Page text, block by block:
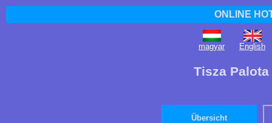
ONLINE
magyar English
Tisza
Übersicht